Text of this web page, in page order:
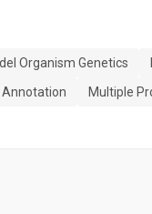
Organism Genetics
Annotation Multiple